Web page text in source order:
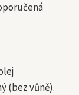
(bez vůně).